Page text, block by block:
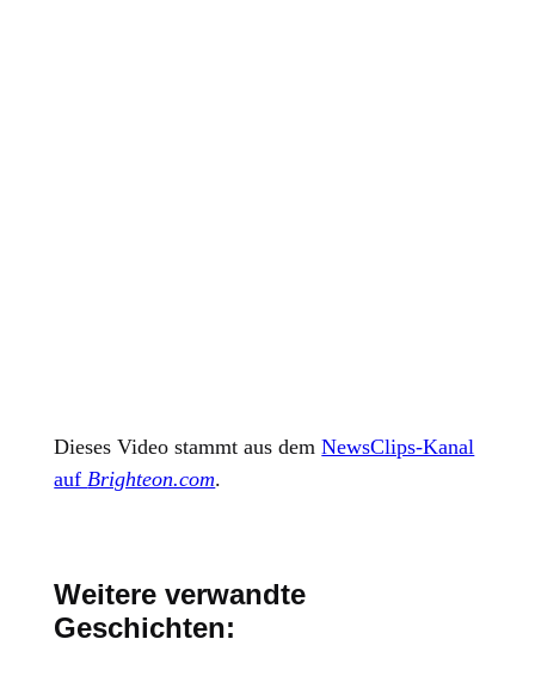
Dieses Video stammt aus demNewsClips-Kanal
aufBrighteon.com.
Weitere verwandte
Geschichten: